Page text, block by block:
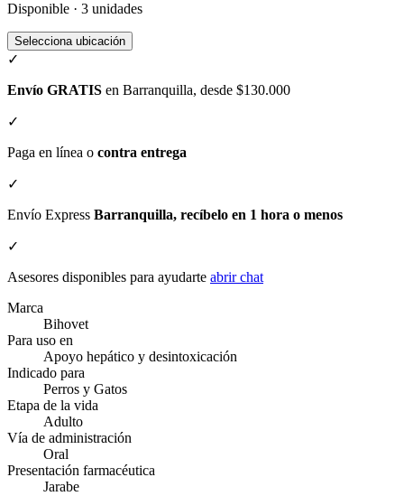
Disponible · 3 unidades
Selecciona ubicación
✓
Envío GRATIS en Barranquilla, desde $130.000
✓
Paga en línea o contra entrega
✓
Envío Express Barranquilla, recíbelo en 1 hora o menos
✓
Asesores disponibles para ayudarte abrir chat
Marca
Bihovet
Para uso en
Apoyo hepático y desintoxicación
Indicado para
Perros y Gatos
Etapa de la vida
Adulto
Vía de administración
Oral
Presentación farmacéutica
Jarabe